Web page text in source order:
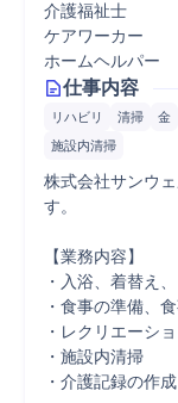
介護福祉士
ケアワーカー
ホームヘルパー
仕事内容
リハビリ 清掃 金
施設内清掃
株式会社サンウ
す。
【業務内容】
・入浴、着替え
・食事の準備、
・レクリエーシ
・施設内清掃
・介護記録の作成